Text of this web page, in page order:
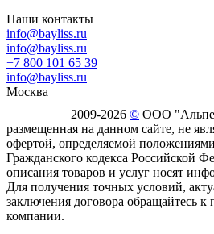
Наши контакты
info@bayliss.ru
info@bayliss.ru
+7 800 101 65 39
info@bayliss.ru
Москва
2009-2026 © ООО
размещенная на данном сайте, не
офертой, определяемой
Гражданского кодекса Российской
описания товаров и услуг носят
Для получения точных условий,
заключения договора обращайтесь к
компании.